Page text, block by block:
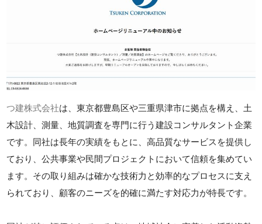
つ建株式会社は、東京都豊島区や三重県津市に拠点を構え、土
木設計、測量、地質調査を専門に行う建設コンサルタント企業
です。同社は長年の実績をもとに、高品質なサービスを提供し
ており、公共事業や民間プロジェクトにおいて信頼を集めてい
ます。その取り組みは確かな技術力と効率的なプロセスに支え
られており、顧客のニーズを的確に満たす対応力が特長です。